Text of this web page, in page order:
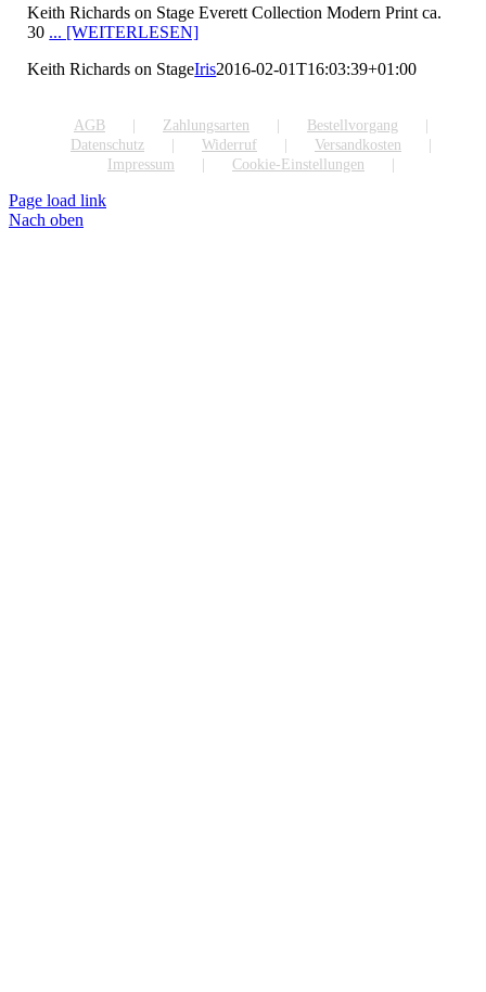
Keith Richards on Stage Everett Collection Modern Print ca.
30 ... [WEITERLESEN]
Keith Richards on StageIris2016-02-01T16:03:39+01:00
AGB Zahlungsarten
Bestellvorgang
Datenschutz
Widerruf
Versandkosten
Impressum
Cookie-Einstellungen
Page load link
Nach oben